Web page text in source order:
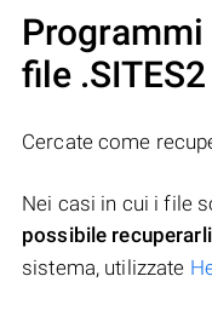
file .SITES2
Cercate come
Nei casi in cui i file
possibile recuperarli
sistema, utilizzate